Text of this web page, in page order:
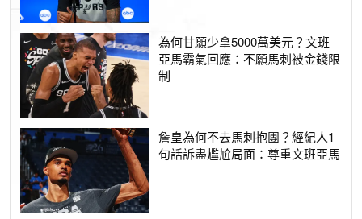
為何甘願少拿5000萬美元？文班
亞馬霸氣回應：不願馬刺被金錢限
制
詹皇為何不去馬刺抱團？經紀人1
句話訴盡尷尬局面：尊重文班亞馬